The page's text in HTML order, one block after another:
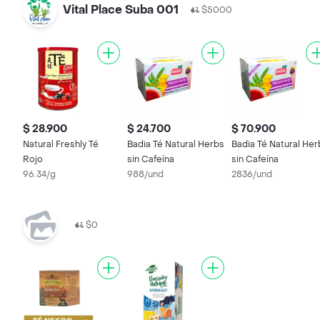
Vital Place Suba 001 $5000
$ 28.900
Natural Freshly Té
Rojo
96.34/g
$ 24.700
Badia Té Natural Herbs
sin Cafeína
988/und
$ 70.900
Badia Té Natural
sin Cafeína
2836/und
$0